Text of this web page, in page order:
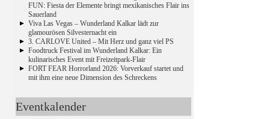
FUN: Fiesta der Elemente bringt mexikanisches Flair ins
Sauerland
Viva Las Vegas – Wunderland Kalkar lädt zur
glamourösen Silvesternacht ein
3. CARLOVE United – Mit Herz und ganz viel PS
Foodtruck Festival im Wunderland Kalkar: Ein
kulinarisches Event mit Freizeitpark-Flair
FORT FEAR Horrorland 2026: Vorverkauf startet und
mit ihm eine neue Dimension des Schreckens
Eventkalender